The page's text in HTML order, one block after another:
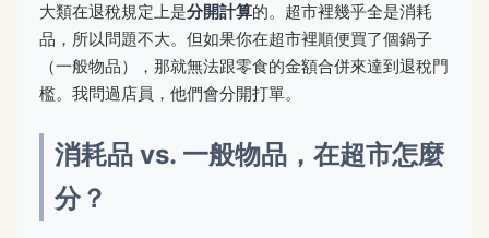
大類在退稅規定上是分開計算的。超市裡幾乎全是消耗
品，所以問題不大。但如果你在超市裡順便買了個鍋子
（一般物品），那就無法跟零食的金額合併來達到退稅門
檻。我問過店員，他們會分開打單。
消耗品 vs. 一般物品，在超市怎麼
分？